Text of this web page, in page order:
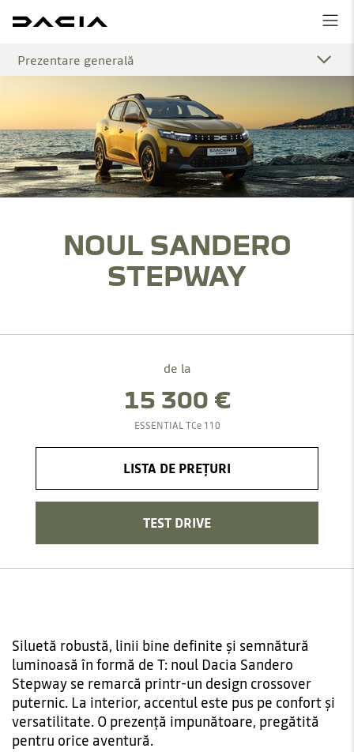
Prezentare generală
NOUL SANDERO
STEPWAY
de la
15 300 €
ESSENTIAL TCe 110
LISTA DE PREȚURI
TEST DRIVE
Siluetă robustă, linii bine definite și semnătură
luminoasă în formă de T: noul Dacia Sandero
Stepway se remarcă printr-un design crossover
puternic. La interior, accentul este pus pe confort și
versatilitate. O prezență impunătoare, pregătită
pentru orice aventură.